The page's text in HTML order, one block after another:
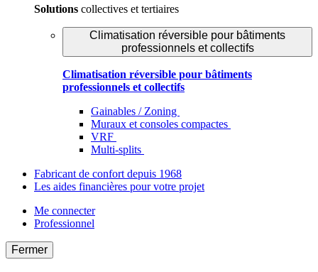
Solutions collectives et tertiaires
Climatisation réversible pour bâtiments
professionnels et collectifs
Climatisation réversible pour bâtiments
professionnels et collectifs
Gainables / Zoning
Muraux et consoles compactes
VRF
Multi-splits
Fabricant de confort depuis 1968
Les aides financières pour votre projet
Me connecter
Professionnel
Fermer